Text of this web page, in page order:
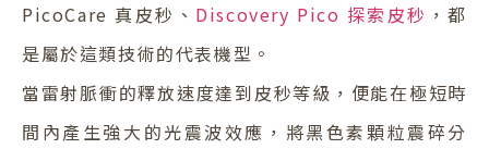
PicoCare 真皮秒、 Discovery Pico 探索皮秒 ，都
是屬於這類技術的代表機型。
當雷射脈衝的釋放速度達到皮秒等級，便能在極短時
間內產生強大的光震波效應，將黑色素顆粒震碎分